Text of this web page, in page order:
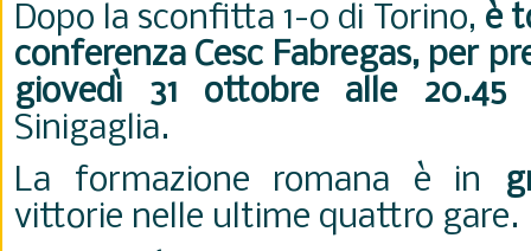
Dopo la sconfitta 1-0 di Torino, è
conferenza Cesc Fabregas, per
giovedì 31 ottobre alle
Sinigaglia.
La formazione romana è in
vittorie nelle ultime quattro gare.